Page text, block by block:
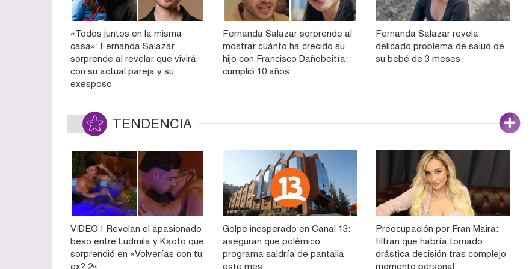
«Todos juntos en la misma
casa»: Fernanda Salazar
sorprende al revelar que vivirá
con su actual pareja y su
exesposo
Fernanda Salazar sorprende al
mostrar cuánto ha crecido su
hijo con Francisco Dañobeitía:
cumplió 10 años
Fernanda Salazar revela
delicado problema de salud de
su bebé de 3 meses
TENDENCIA
VIDEO | Revelan el apasionado
beso entre Ludmila y Kaoto que
sorprendió en «Volverías con tu
ex? 2»
Golpe inesperado en Canal 13:
aseguran que polémico
programa saldría de pantalla
este mes
Preocupación por Fran Maira:
filtran que habría tomado
drástica decisión tras complejo
momento personal